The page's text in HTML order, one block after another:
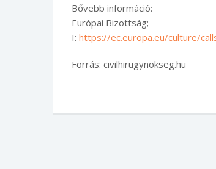
Bővebb információ:
Európai Bizottság;
I: https://ec.europa.eu/culture/
Forrás: civilhirugynokseg.hu